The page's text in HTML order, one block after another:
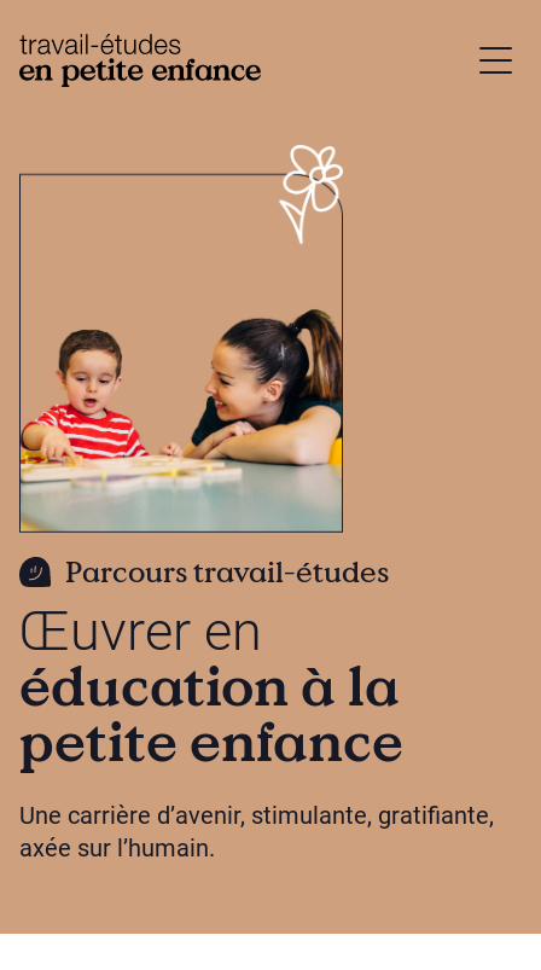
base.logo
Parcours travail-études
Œuvrer en
éducation à la
petite enfance
Une carrière d’avenir, stimulante, gratifiante,
axée sur l’humain.